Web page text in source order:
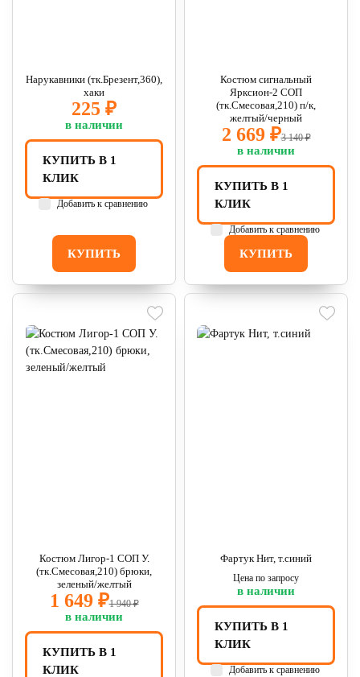
Нарукавники (тк.Брезент,360),
хаки
225 ₽
в наличии
КУПИТЬ
КУПИТЬ В 1
КЛИК
Добавить к сравнению
Костюм сигнальный
Ярксион-2 СОП
(тк.Смесовая,210) п/к,
желтый/черный
2 669 ₽3 140 ₽
в наличии
КУПИТЬ
КУПИТЬ В 1
КЛИК
Добавить к сравнению
Костюм Лигор-1 СОП У.
(тк.Смесовая,210) брюки,
зеленый/желтый
1 649 ₽1 940 ₽
в наличии
КУПИТЬ В 1
КЛИК
Фартук Нит, т.синий
Цена по запросу
в наличии
КУПИТЬ В 1
КЛИК
Добавить к сравнению